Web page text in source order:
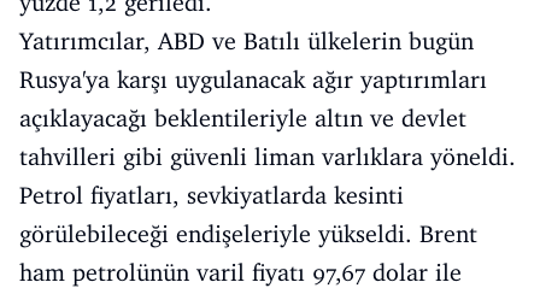
Yatırımcılar, ABD ve Batılı ülkelerin bugün
Rusya'ya karşı uygulanacak ağır yaptırımları
açıklayacağı beklentileriyle altın ve devlet
tahvilleri gibi güvenli liman varlıklara yöneldi.
Petrol fiyatları, sevkiyatlarda kesinti
görülebileceği endişeleriyle yükseldi. Brent
ham petrolünün varil fiyatı 97,67 dolar ile